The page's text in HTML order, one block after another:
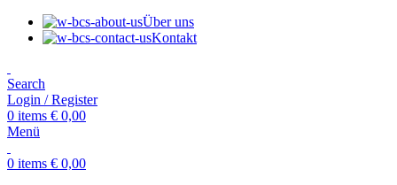
Über uns
Kontakt
Search
Login / Register
0 items € 0,00
Menü
0 items € 0,00